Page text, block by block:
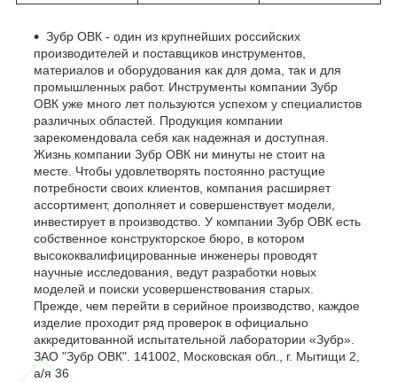
Зубр ОВК - один из крупнейших российских
производителей и поставщиков инструментов,
материалов и оборудования как для дома, так и для
промышленных работ. Инструменты компании Зубр
ОВК уже много лет пользуются успехом у специалистов
различных областей. Продукция компании
зарекомендовала себя как надежная и доступная.
Жизнь компании Зубр ОВК ни минуты не стоит на
месте. Чтобы удовлетворять постоянно растущие
потребности своих клиентов, компания расширяет
ассортимент, дополняет и совершенствует модели,
инвестирует в производство. У компании Зубр ОВК есть
собственное конструкторское бюро, в котором
высококвалифицированные инженеры проводят
научные исследования, ведут разработки новых
моделей и поиски усовершенствования старых.
Прежде, чем перейти в серийное производство, каждое
изделие проходит ряд проверок в официально
аккредитованной испытательной лаборатории «Зубр».
ЗАО "Зубр ОВК". 141002, Московская обл., г. Мытищи 2,
а/я 36